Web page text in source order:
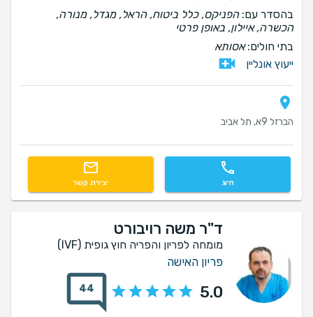
בהסדר עם:הפניקס, כלל ביטוח, הראל, מגדל, מנורה,
הכשרה, איילון, באופן פרטי
בתי חולים:אסותא
ייעוץ אונליין
הברזל 9א, תל אביב
חיוג יצירת קשר
ד"ר משה רויבורט
מומחה לפריון והפריה חוץ גופית (IVF)
פריון האישה
5.0
44